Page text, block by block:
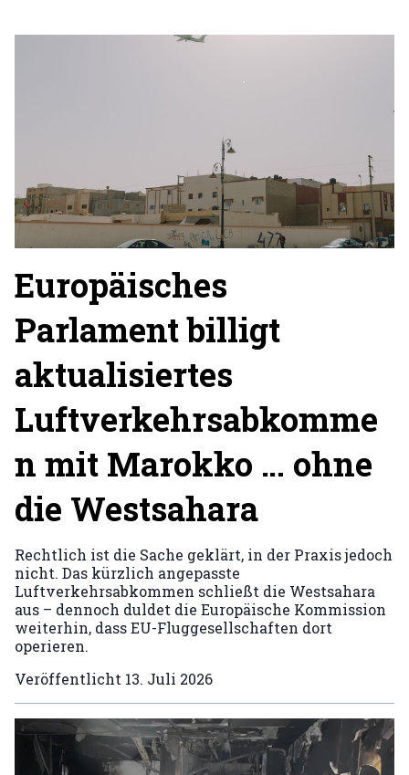
Europäisches
Parlament billigt
aktualisiertes
Luftverkehrsabkomme
n mit Marokko … ohne
die Westsahara
Rechtlich ist die Sache geklärt, in der Praxis jedoch
nicht. Das kürzlich angepasste
Luftverkehrsabkommen schließt die Westsahara
aus – dennoch duldet die Europäische Kommission
weiterhin, dass EU-Fluggesellschaften dort
operieren.
Veröffentlicht 13. Juli 2026